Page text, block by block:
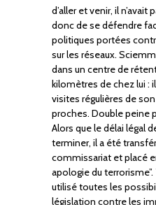
d’aller et venir, il
donc de se défendre
politiques portées
sur les réseaux.
dans un centre de
kilomètres de chez lui :
visites régulières de
proches. Double peine
Alors que le délai légal
terminer, il a été
commissariat et placé
apologie du
utilisé toutes les
législation contre les